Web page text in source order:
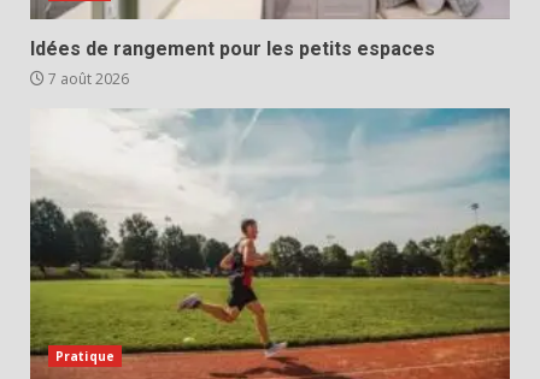
Idées de rangement pour les petits espaces
7 août 2026
Pratique